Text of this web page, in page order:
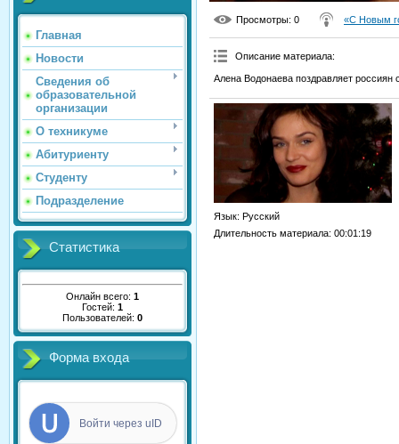
Главная
Новости
Сведения об
образовательной
организации
О техникуме
Абитуриенту
Студенту
Подразделение
Статистика
Онлайн всего: 1
Гостей: 1
Пользователей: 0
Форма входа
Войти через uID
Просмотры: 0 «С Новым
Описание материала:
Алена Водонаева поздравляет
Язык: Русский
Длительность материала: 00:01:19